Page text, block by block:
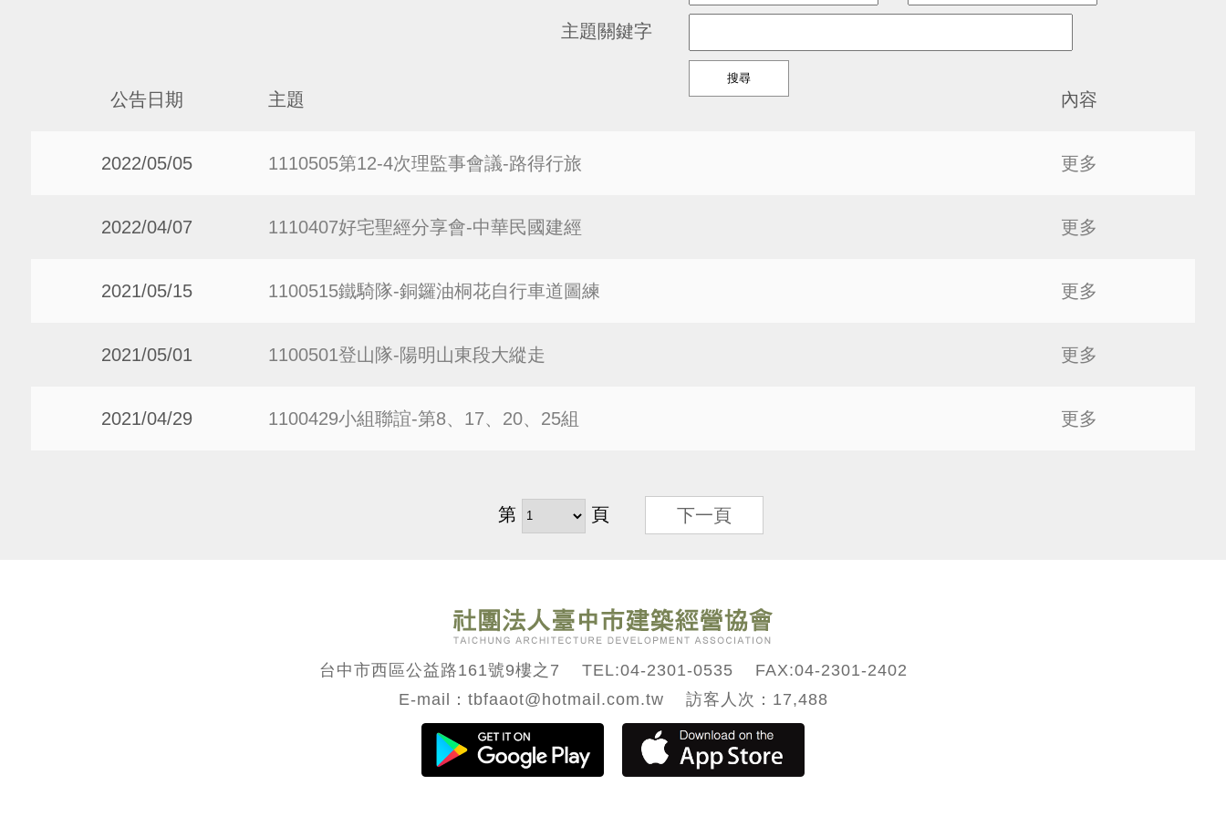
主題關鍵字
公告日期 主題 內容
2022/05/05 1110505第12-4次理監事會議-路得行旅 更多
2022/04/07 1110407好宅聖經分享會-中華民國建經 更多
2021/05/15 1100515鐵騎隊-銅鑼油桐花自行車道圖練 更多
2021/05/01 1100501登山隊-陽明山東段大縱走 更多
2021/04/29 1100429小組聯誼-第8、17、20、25組 更多
第 頁 下一頁
台中市西區公益路161號9樓之7 TEL:04-2301-0535 FAX:04-2301-2402
E-mail：tbfaaot@hotmail.com.tw 訪客人次：17,488